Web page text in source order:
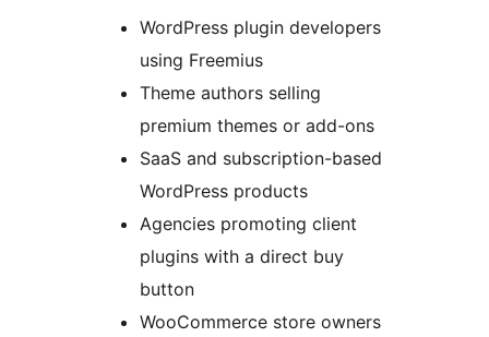
WordPress plugin developers
using Freemius
Theme authors selling
premium themes or add-ons
SaaS and subscription-based
WordPress products
Agencies promoting client
plugins with a direct buy
button
WooCommerce store owners